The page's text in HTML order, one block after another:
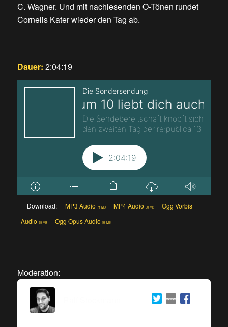
C. Wagner. Und mit nachlesenden O-Tönen rundet
Cornelis Kater wieder den Tag ab.
Dauer: 2:04:19
Download: MP3 Audio 71 MB MP4 Audio 60 MB
Ogg Vorbis
Audio 78 MB Ogg Opus Audio 58 MB
Moderation: